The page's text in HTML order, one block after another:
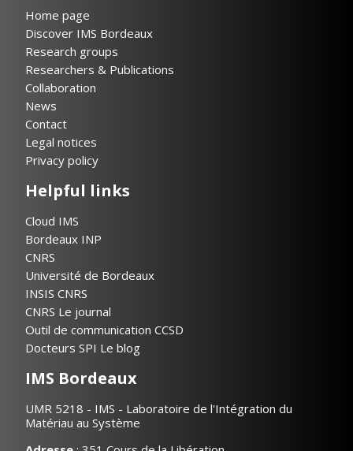
Home page
Discover IMS Bordeaux
Research groups
Researchers & Publications
Collaboration
News
Contact
Legal notices
Privacy policy
Helpful links
Cloud IMS
Bordeaux INP
CNRS
Université de Bordeaux
INSIS CNRS
CNRS Le journal
Outil de communication CCSD
Docteurs SPI Le blog
IMS Bordeaux
UMR 5218 - IMS - Laboratoire de l'Intégration du
Matériau au Système